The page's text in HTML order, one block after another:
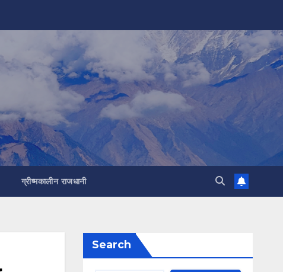
ग्रीष्मकालीन राजधानी
Search